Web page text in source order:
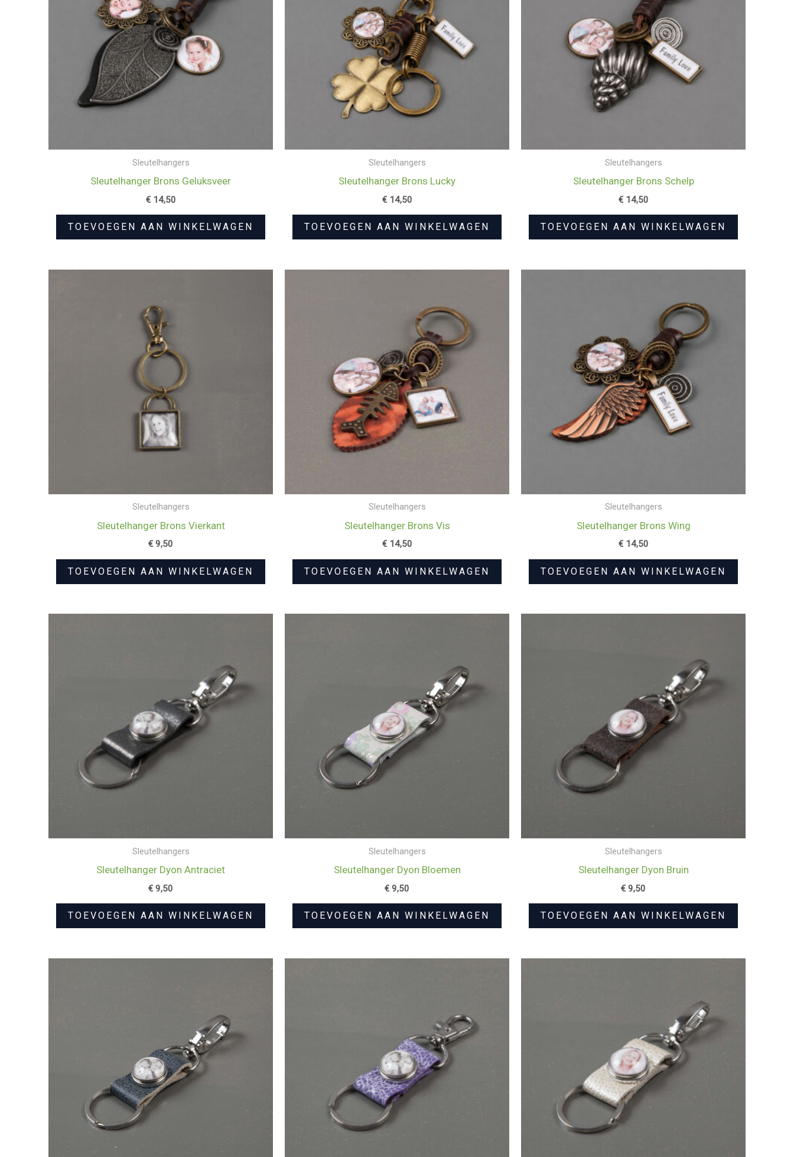
Sleutelhangers
Sleutelhanger Brons Geluksveer
€14,50
TOEVOEGEN AAN WINKELWAGEN
Sleutelhangers
Sleutelhanger Brons Lucky
€14,50
TOEVOEGEN AAN WINKELWAGEN
Sleutelhangers
Sleutelhanger Brons Schelp
€14,50
TOEVOEGEN AAN WINKELWAGEN
Sleutelhangers
Sleutelhanger Brons Vierkant
€ 9,50
TOEVOEGEN AAN WINKELWAGEN
Sleutelhangers
Sleutelhanger Brons Vis
€14,50
TOEVOEGEN AAN WINKELWAGEN
Sleutelhangers
Sleutelhanger Brons Wing
€14,50
TOEVOEGEN AAN WINKELWAGEN
Sleutelhangers
Sleutelhanger Dyon Antraciet
€ 9,50
TOEVOEGEN AAN WINKELWAGEN
Sleutelhangers
Sleutelhanger Dyon Bloemen
€ 9,50
TOEVOEGEN AAN WINKELWAGEN
Sleutelhangers
Sleutelhanger Dyon Bruin
€ 9,50
TOEVOEGEN AAN WINKELWAGEN